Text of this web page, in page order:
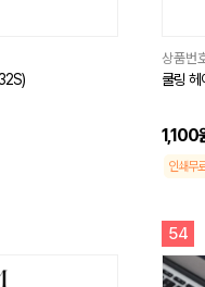
상품번
쿨링 헤
1,100
인쇄무
54